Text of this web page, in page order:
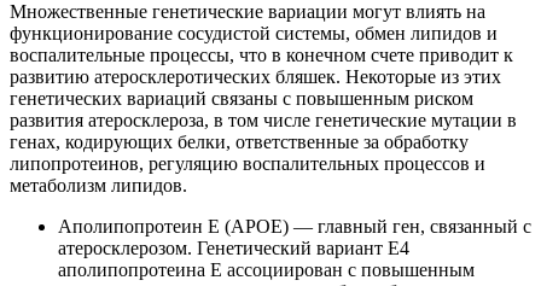
Множественные генетические вариации могут влиять на
функционирование сосудистой системы, обмен липидов и
воспалительные процессы, что в конечном счете приводит к
развитию атеросклеротических бляшек. Некоторые из этих
генетических вариаций связаны с повышенным риском
развития атеросклероза, в том числе генетические мутации в
генах, кодирующих белки, ответственные за обработку
липопротеинов, регуляцию воспалительных процессов и
метаболизм липидов.
Аполипопротеин Е (APOE) — главный ген, связанный с
атеросклерозом. Генетический вариант E4
аполипопротеина Е ассоциирован с повышенным